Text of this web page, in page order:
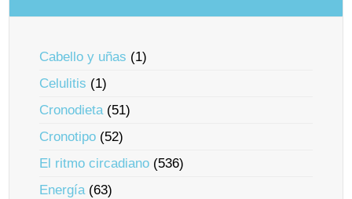
Cabello y uñas (1)
Celulitis (1)
Cronodieta(51)
Cronotipo (52)
El ritmo circadiano (536)
Energía(63)